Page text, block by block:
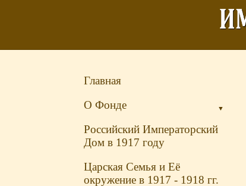
Главная
▼
О Фонде
Российский Императорский
Дом в 1917 году
Царская Семья и Её
окружение в 1917 - 1918 гг.